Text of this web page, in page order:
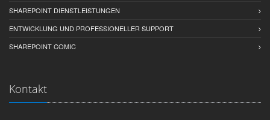
SHAREPOINT DIENSTLEISTUNGEN
ENTWICKLUNG UND PROFESSIONELLER SUPPORT
SHAREPOINT COMIC
Kontakt